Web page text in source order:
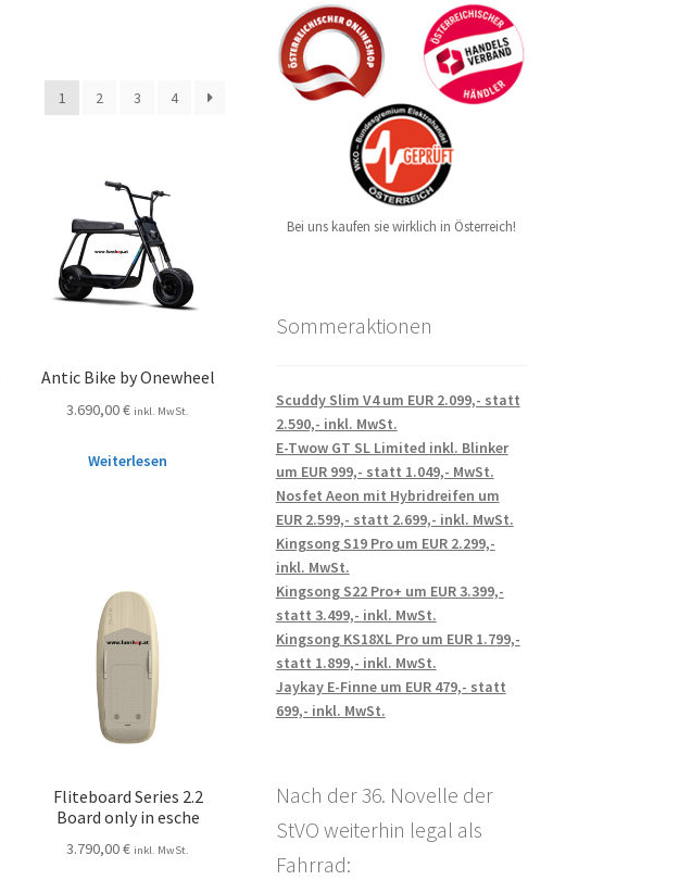
1 2 3 4
Antic Bike by Onewheel
3.690,00€ inkl. MwSt.
Weiterlesen
Fliteboard Series 2.2
Board only in esche
3.790,00€ inkl. MwSt.
Bei uns kaufen sie wirklich in Österreich!
Sommeraktionen
Scuddy Slim V4 um EUR 2.099,- statt
2.590,- inkl. MwSt.
E-Twow GT SL Limited inkl. Blinker
um EUR 999,- statt 1.049,- MwSt.
Nosfet Aeon mit Hybridreifen um
EUR 2.599,- statt 2.699,- inkl. MwSt.
Kingsong S19 Pro um EUR 2.299,-
inkl. MwSt.
Kingsong S22 Pro+ um EUR 3.399,-
statt 3.499,- inkl. MwSt.
Kingsong KS18XL Pro um EUR 1.799,-
statt 1.899,- inkl. MwSt.
Jaykay E-Finne um EUR 479,- statt
699,- inkl. MwSt.
Nach der 36. Novelle der
StVO weiterhin legal als
Fahrrad: